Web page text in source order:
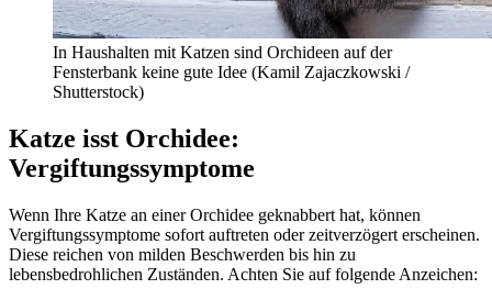
In Haushalten mit Katzen sind Orchideen auf der
Fensterbank keine gute Idee (Kamil Zajaczkowski /
Shutterstock)
Katze isst Orchidee:
Vergiftungssymptome
Wenn Ihre Katze an einer Orchidee geknabbert hat, können
Vergiftungssymptome sofort auftreten oder zeitverzögert erscheinen.
Diese reichen von milden Beschwerden bis hin zu
lebensbedrohlichen Zuständen. Achten Sie auf folgende Anzeichen: